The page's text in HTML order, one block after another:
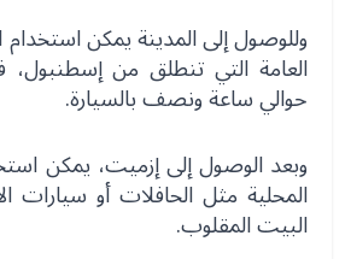
وللوصول إلى المدينة يمكن استخدام
العامة التي تنطلق من
حوالي ساعة ونصف بالسيارة.
وبعد الوصول إلى إزميت، يمكن
المحلية مثل الحافلات أو سيارات
البيت المقلوب.